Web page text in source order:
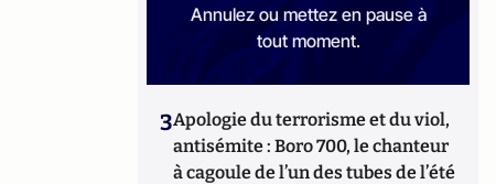
Annulez ou mettez en pause à
tout moment.
3Apologie du terrorisme et du viol,
antisémite : Boro 700, le chanteur
à cagoule de l’un des tubes de l’été